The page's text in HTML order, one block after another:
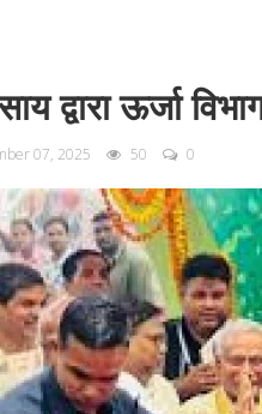
द्वारा ऊर्जा
07, 2025 50 0